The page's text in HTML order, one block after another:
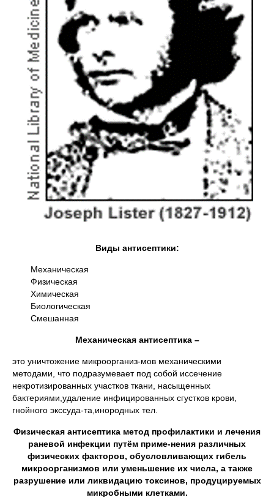
Виды антисептики:
Механическая
Физическая
Химическая
Биологическая
Смешанная
Механическая антисептика –
это уничтожение микроорганиз-мов механическими
методами, что подразумевает под собой иссечение
некротизированных участков ткани, насыщенных
бактериями,удаление инфицированных сгустков крови,
гнойного экссуда-та,инородных тел.
Физическая антисептика метод профилактики и лечения
раневой инфекции путём приме-нения различных
физических факторов, обусловливающих гибель
микроорганизмов или уменьшение их числа, а также
разрушение или ликвидацию токсинов, продуцируемых
микробными клетками.